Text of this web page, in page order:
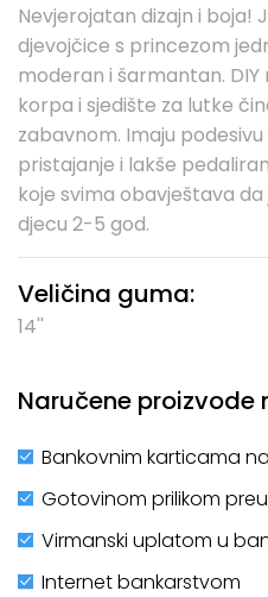
Nevjerojatan dizajn i boja!
djevojčice s princezom
moderan i šarmantan.
korpa i sjedište za lutke
zabavnom. Imaju
pristajanje i lakše
koje svima obavještava
djecu 2-5 god.
Veličina guma:
14''
Naručene proizvode
Bankovnim karticama
Gotovinom prilikom
Virmanski uplatom u
Internet bankarstvom